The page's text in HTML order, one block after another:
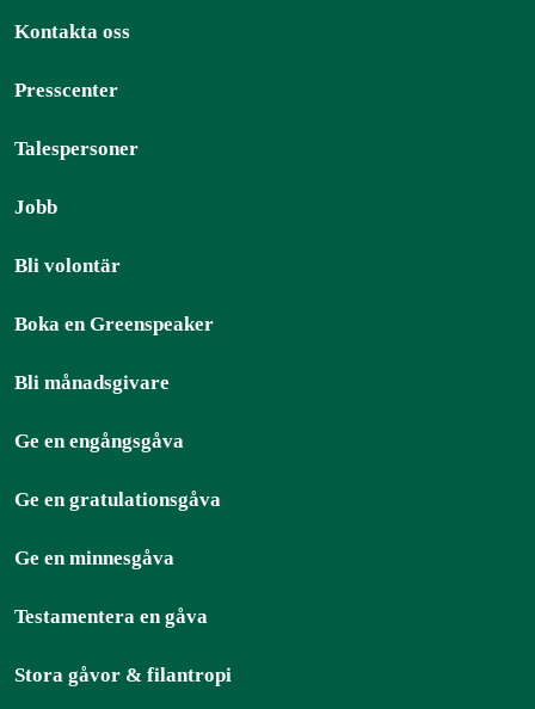
Kontakta oss
Presscenter
Talespersoner
Jobb
Bli volontär
Boka en Greenspeaker
Bli månadsgivare
Ge en engångsgåva
Ge en gratulationsgåva
Ge en minnesgåva
Testamentera en gåva
Stora gåvor & filantropi